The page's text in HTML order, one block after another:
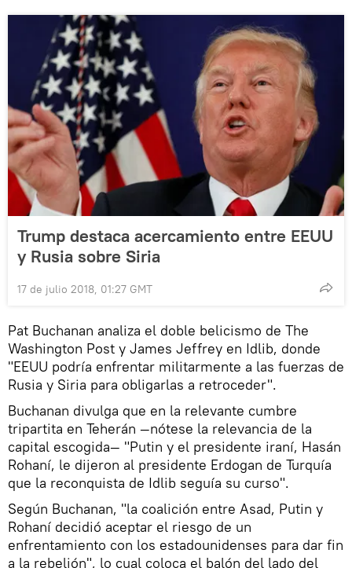
Trump destaca acercamiento entre EEUU
y Rusia sobre Siria
17 de julio 2018, 01:27 GMT
Pat Buchanan analiza el doble belicismo de The
Washington Post y James Jeffrey en Idlib, donde
"EEUU podría enfrentar militarmente a las fuerzas de
Rusia y Siria para obligarlas a retroceder".
Buchanan divulga que en la relevante cumbre
tripartita en Teherán —nótese la relevancia de la
capital escogida— "Putin y el presidente iraní, Hasán
Rohaní, le dijeron al presidente Erdogan de Turquía
que la reconquista de Idlib seguía su curso".
Según Buchanan, "la coalición entre Asad, Putin y
Rohaní decidió aceptar el riesgo de un
enfrentamiento con los estadounidenses para dar fin
a la rebelión", lo cual coloca el balón del lado del